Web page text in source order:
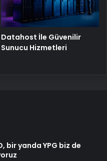
Datahost İle Güvenilir
Sunucu Hizmetleri
bir yanda YPG biz de